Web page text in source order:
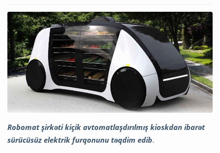
Robomat şirkəti kiçik avtomatlaşdırılmış kioskdan ibarət
sürücüsüz elektrik furqonunu təqdim edib.